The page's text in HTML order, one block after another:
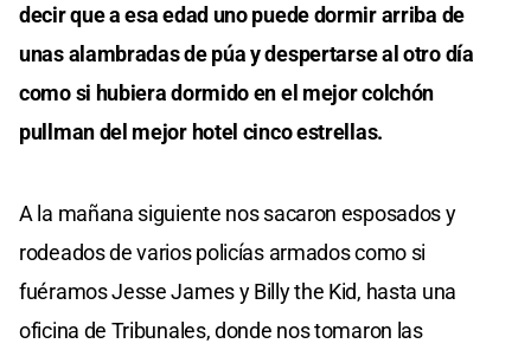
decir que a esa edad uno puede dormir arriba de
unas alambradas de púa y despertarse al otro día
como si hubiera dormido en el mejor colchón
pullman del mejor hotel cinco estrellas.
A la mañana siguiente nos sacaron esposados y
rodeados de varios policías armados como si
fuéramos Jesse James y Billy the Kid, hasta una
oficina de Tribunales, donde nos tomaron las